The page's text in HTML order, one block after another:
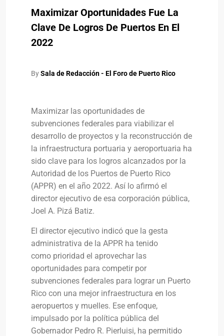
MAximizar Oportunidades Fue La
Clave De Logros De Puertos En El
2022
BySala de Redacción - El Foro de Puerto Rico
Maximizar las oportunidades de
subvenciones federales para viabilizar el
desarrollo de proyectos y la reconstrucción de
la infraestructura portuaria y aeroportuaria ha
sido clave para los logros alcanzados por la
Autoridad de los Puertos de Puerto Rico
(APPR) en el año 2022. Así lo afirmó el
director ejecutivo de esa corporación pública,
Joel A. Pizá Batiz.
El director ejecutivo indicó que la gesta
administrativa de la APPR ha tenido
como prioridad el aprovechar las
oportunidades para competir por
subvenciones federales para lograr un Puerto
Rico con una mejor infraestructura en los
aeropuertos y muelles. Ese enfoque,
impulsado por la política pública del
Gobernador Pedro R. Pierluisi, ha permitido